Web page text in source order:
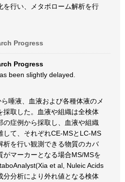
を行い、メタボローム解析を行
Progress
Progress
been slightly delayed.
唾液、血液および各種体液のメ
採取した。血液や組織は全検体
の症例から採取し、血液や組織
して、それぞれCE-MSとLC-MS
析を行い観測できる物質のカバ
がマーカーとなる場合MS/MSを
et al, Nuleic Acids
分分析により外れ値となる検体